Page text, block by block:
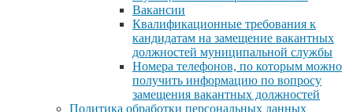
Вакансии
Квалификационные требования к
кандидатам на замещение вакантных
должностей муниципальной службы
Номера телефонов, по которым можно
получить информацию по вопросу
замещения вакантных должностей
Политика обработки персональных данных